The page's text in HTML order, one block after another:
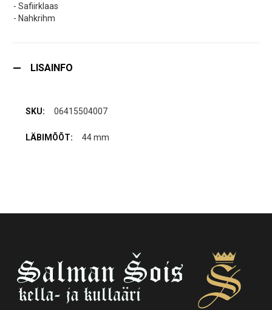
- Safiirklaas
- Nahkrihm
LISAINFO
06415504007
44 mm